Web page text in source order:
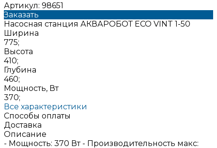
Артикул: 98651
Заказать
Насосная станция АКВАРОБОТ ECO VINT 1-50
Ширина
775;
Высота
410;
Глубина
460;
Мощность, Вт
370;
Все характеристики
Способы оплаты
Доставка
Описание
- Мощность: 370 Вт - Производительность макс: